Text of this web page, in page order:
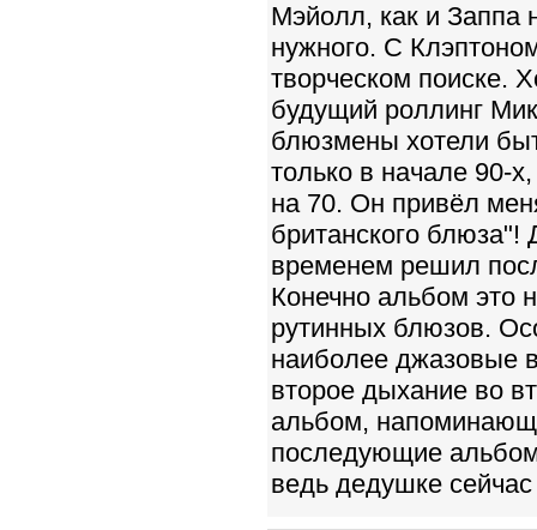
Мэйолл, как и Заппа
нужного. С
творческом поиске.
будущий роллинг
блюзмены хотели
только в начале 90-
на 70. Он привёл
британского
временем решил
Конечно альбом это
рутинных блюзов.
наиболее джазовые
второе дыхание во
альбом,
последующие
ведь дедушке